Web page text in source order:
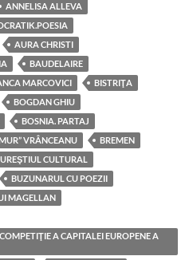
ANNELISA ALLEVA
AURA CHRISTI
BAUDELAIRE
MARCOVICI
BISTRIŢA
BOGDAN GHIU
BOSNIA. PARTAJ
VRÂNCEANU
BREMEN
CULTURAL
BUZUNARUL CU POEZII
MAGELLAN
A CAPITALEI EUROPENE A